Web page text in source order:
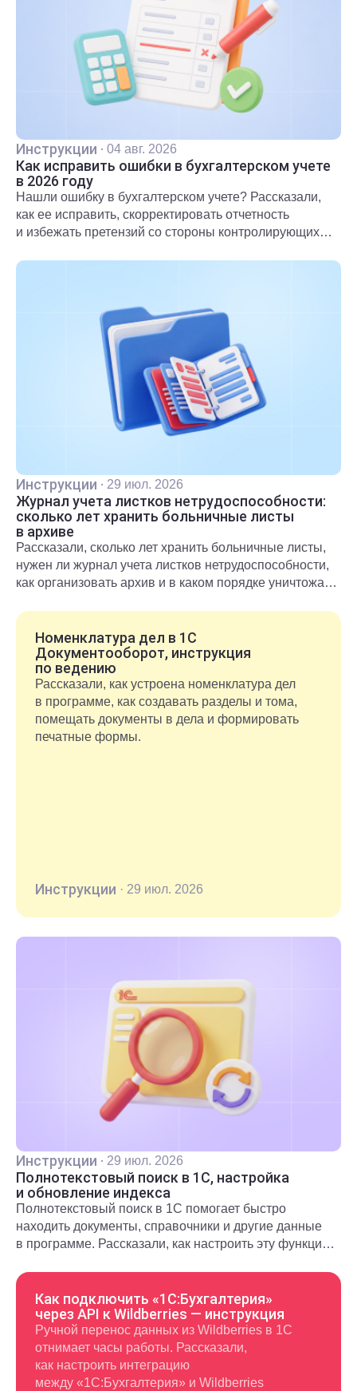
Инструкции · 04 авг. 2026
Как исправить ошибки в бухгалтерском учете
в 2026 году
Нашли ошибку в бухгалтерском учете? Рассказали,
как ее исправить, скорректировать отчетность
и избежать претензий со стороны контролирующих
Инструкции · 29 июл. 2026
Журнал учета листков нетрудоспособности:
сколько лет хранить больничные листы
в архиве
Рассказали, сколько лет хранить больничные листы,
нужен ли журнал учета листков нетрудоспособности,
как организовать архив и в каком порядке уничтожать
Номенклатура дел в 1С
Документооборот, инструкция
по ведению
Рассказали, как устроена номенклатура дел
в программе, как создавать разделы и тома,
помещать документы в дела и формировать
печатные формы.
Инструкции · 29 июл. 2026
Инструкции · 29 июл. 2026
Полнотекстовый поиск в 1С, настройка
и обновление индекса
Полнотекстовый поиск в 1С помогает быстро
находить документы, справочники и другие данные
в программе. Рассказали, как настроить эту функцию
Как подключить «1С:Бухгалтерия»
через API к Wildberries — инструкция
Ручной перенос данных из Wildberries в 1С
отнимает часы работы. Рассказали,
как настроить интеграцию
между «1С:Бухгалтерия» и Wildberries